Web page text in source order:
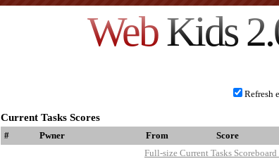
WebKids
Refresh
Current Tasks Scores
# Pwner From
Score
Full-size Current Tasks Scoreboard